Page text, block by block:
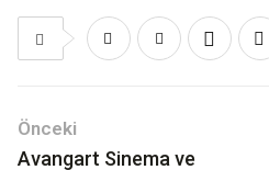
Önceki
Avangart Sinema ve